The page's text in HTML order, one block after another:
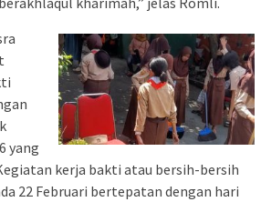
yang
kerja bakti atau bersih-bersih
22 Februari bertepatan dengan hari